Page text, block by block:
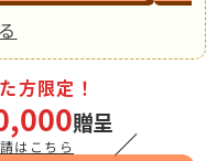
方限定！
贈呈
はこちら ／